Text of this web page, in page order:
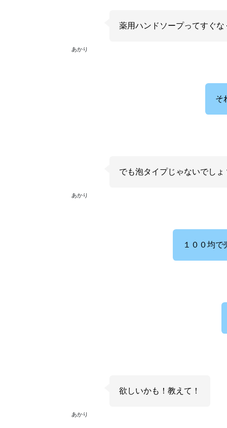
あかり
薬用ハンドソープってすぐな
そ
あかり
でも泡タイプじゃないでしょ
１００均で
あかり
欲しいかも！教えて！